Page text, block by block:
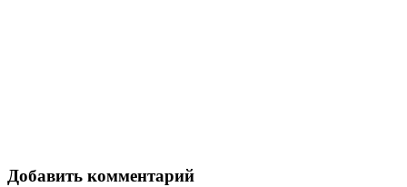
Добавить комментарий